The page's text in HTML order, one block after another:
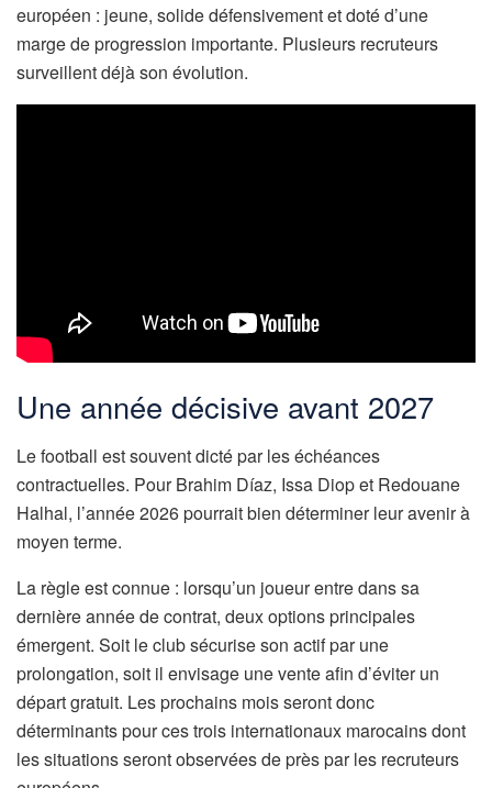
européen : jeune, solide défensivement et doté d’une
marge de progression importante. Plusieurs recruteurs
surveillent déjà son évolution.
Une année décisive avant 2027
Le football est souvent dicté par les échéances
contractuelles. Pour Brahim Díaz, Issa Diop et Redouane
Halhal, l’année 2026 pourrait bien déterminer leur avenir à
moyen terme.
La règle est connue : lorsqu’un joueur entre dans sa
dernière année de contrat, deux options principales
émergent. Soit le club sécurise son actif par une
prolongation, soit il envisage une vente afin d’éviter un
départ gratuit. Les prochains mois seront donc
déterminants pour ces trois internationaux marocains dont
les situations seront observées de près par les recruteurs